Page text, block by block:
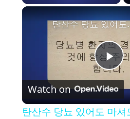
P
l
탄산수 당뇨
Watch on
탄산수 당뇨 있어도 마